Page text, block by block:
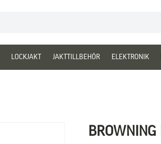
LOCKJAKT JAKTTILLBEHÖR ELEKTRONIK